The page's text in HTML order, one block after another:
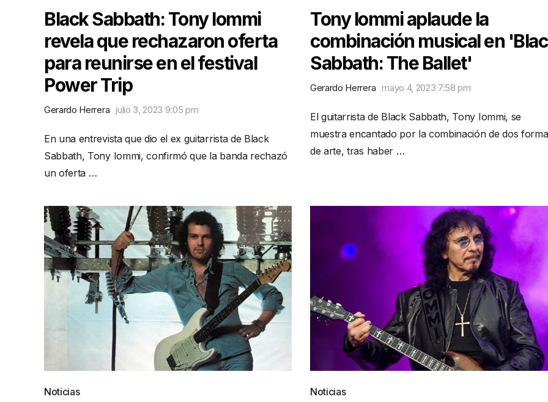
Black Sabbath: Tony Iommi
revela que rechazaron oferta
para reunirse en el festival
Power Trip
Gerardo Herrera julio 3, 2023 9:05 pm
En una entrevista que dio el ex guitarrista de Black
Sabbath, Tony Iommi, confirmó que la banda rechazó
un oferta …
Tony Iommi aplaude la
combinación musical en
Sabbath: The Ballet'
Gerardo Herrera mayo 4, 2023 7:58 pm
El guitarrista de Black Sabbath, Tony Iommi, se
muestra encantado por la combinación de dos
de arte, tras haber …
Noticias Noticias